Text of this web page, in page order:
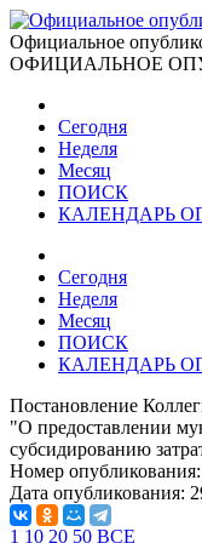
Официальное
ОФИЦИАЛЬНОЕ
Сегодня
Неделя
Месяц
ПОИСК
КАЛЕНДАРЬ
Сегодня
Неделя
Месяц
ПОИСК
КАЛЕНДАРЬ
Постановление
"О предоставлении
субсидированию
Номер опубликования:
Дата опубликования:
1 10 20 50 ВСЕ